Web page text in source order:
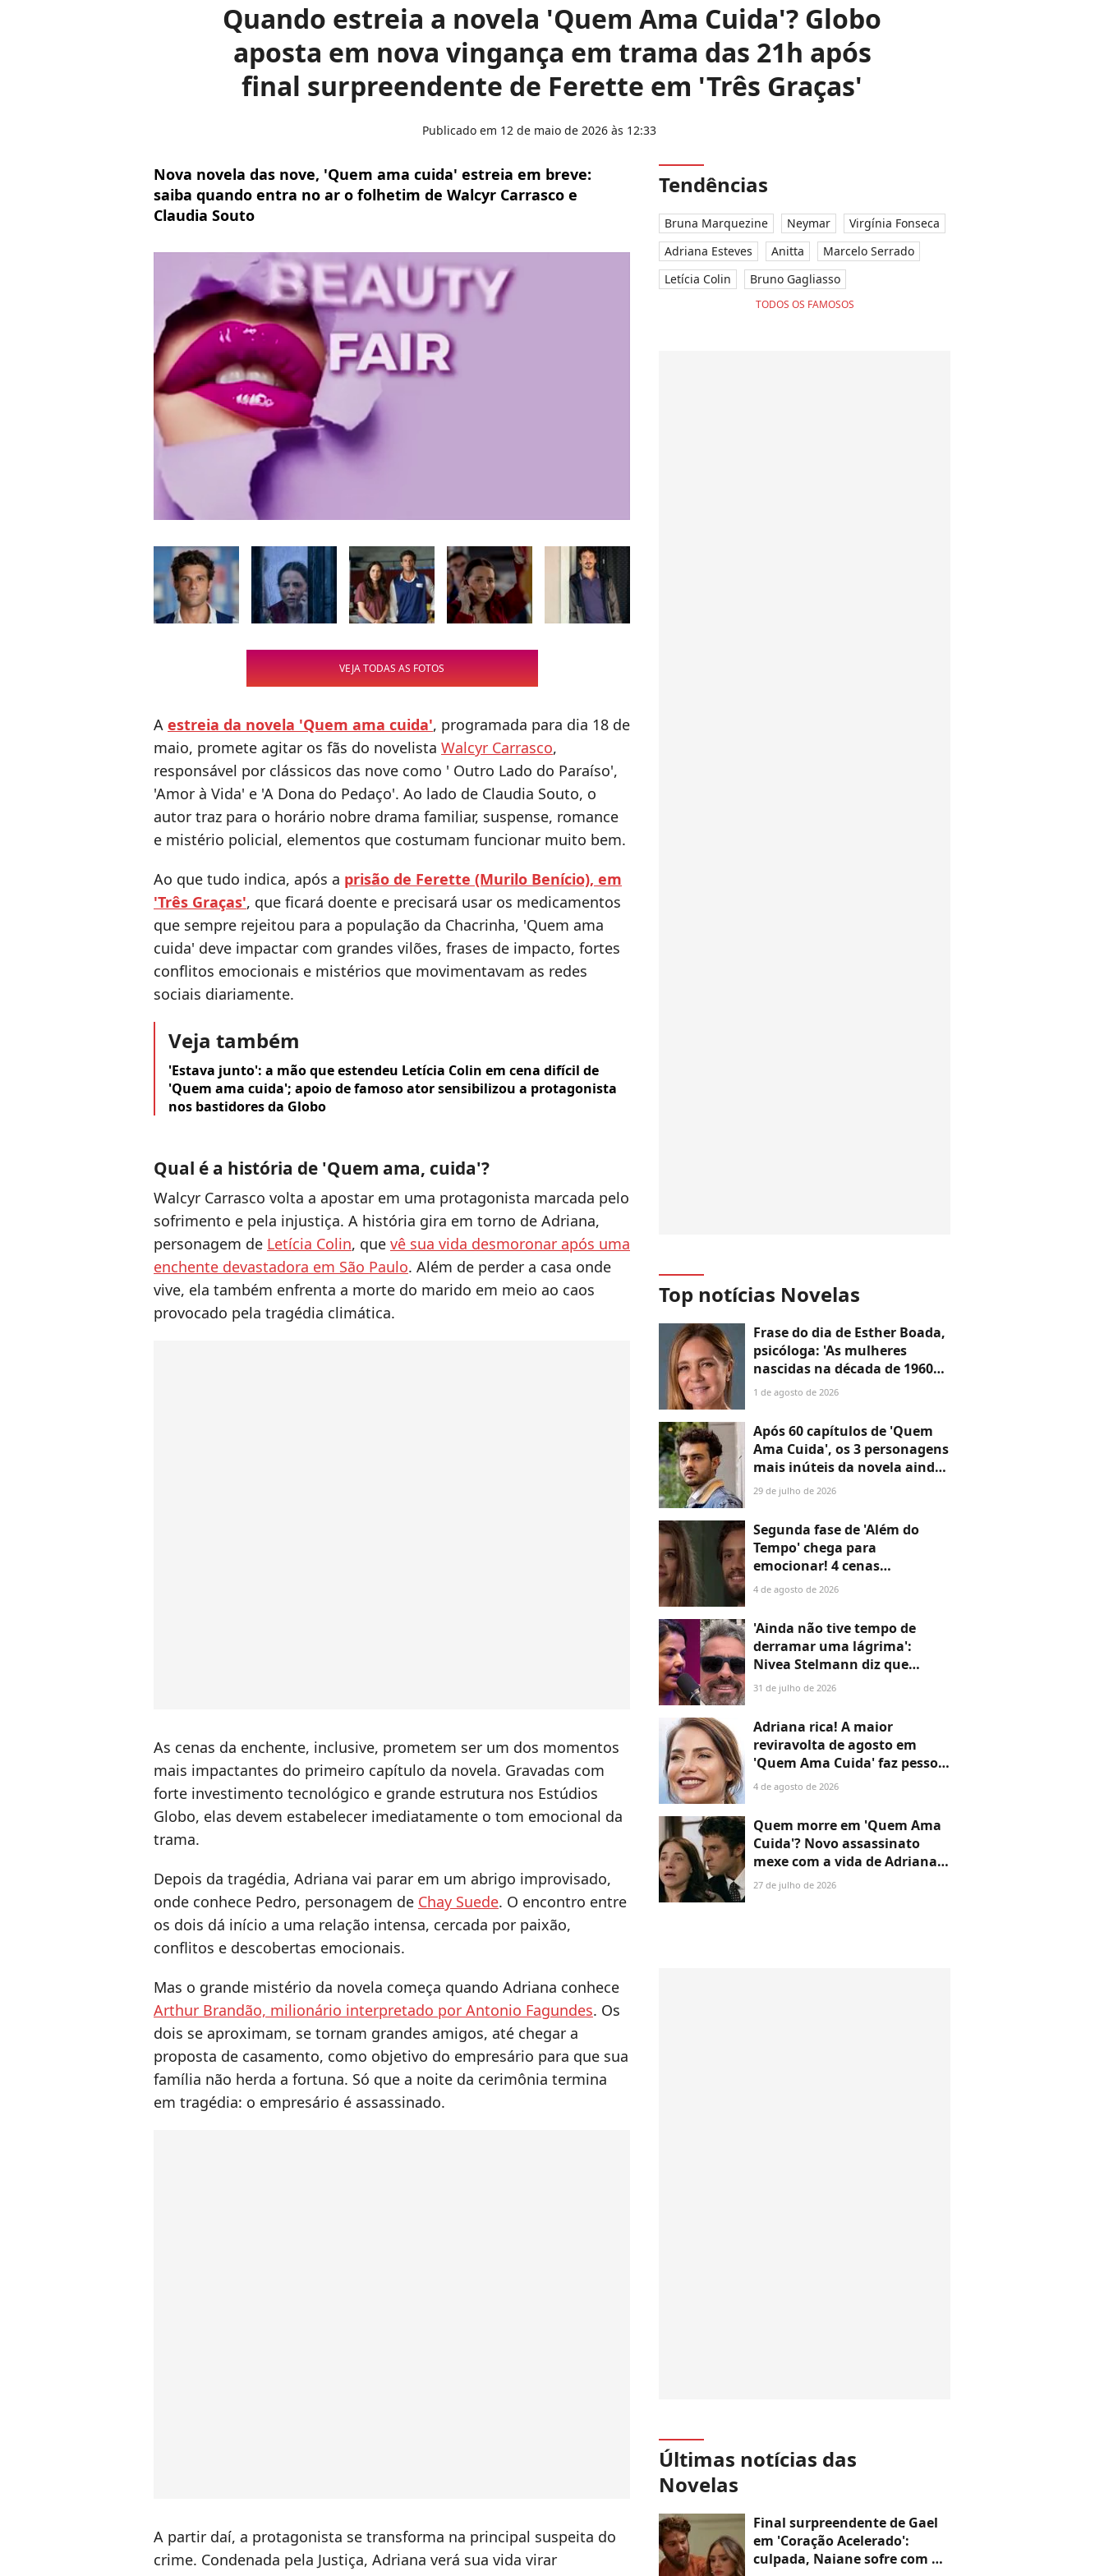
Quando estreia a novela 'Quem Ama Cuida'? Globo
aposta em nova vingança em trama das 21h após
final surpreendente de Ferette em 'Três Graças'
Publicado em 12 de maio de 2026 às 12:33
Nova novela das nove, 'Quem ama cuida' estreia em breve:
saiba quando entra no ar o folhetim de Walcyr Carrasco e
Claudia Souto
VEJA TODAS AS FOTOS
A estreia da novela 'Quem ama cuida', programada para dia 18 de
maio, promete agitar os fãs do novelista Walcyr Carrasco,
responsável por clássicos das nove como ' Outro Lado do Paraíso',
'Amor à Vida' e 'A Dona do Pedaço'. Ao lado de Claudia Souto, o
autor traz para o horário nobre drama familiar, suspense, romance
e mistério policial, elementos que costumam funcionar muito bem.
Ao que tudo indica, após a prisão de Ferette (Murilo Benício), em
'Três Graças', que ficará doente e precisará usar os medicamentos
que sempre rejeitou para a população da Chacrinha, 'Quem ama
cuida' deve impactar com grandes vilões, frases de impacto, fortes
conflitos emocionais e mistérios que movimentavam as redes
sociais diariamente.
Veja também
'Estava junto': a mão que estendeu Letícia Colin em cena difícil de
'Quem ama cuida'; apoio de famoso ator sensibilizou a protagonista
nos bastidores da Globo
Qual é a história de 'Quem ama, cuida'?
Walcyr Carrasco volta a apostar em uma protagonista marcada pelo
sofrimento e pela injustiça. A história gira em torno de Adriana,
personagem de Letícia Colin, que vê sua vida desmoronar após uma
enchente devastadora em São Paulo. Além de perder a casa onde
vive, ela também enfrenta a morte do marido em meio ao caos
provocado pela tragédia climática.
As cenas da enchente, inclusive, prometem ser um dos momentos
mais impactantes do primeiro capítulo da novela. Gravadas com
forte investimento tecnológico e grande estrutura nos Estúdios
Globo, elas devem estabelecer imediatamente o tom emocional da
trama.
Depois da tragédia, Adriana vai parar em um abrigo improvisado,
onde conhece Pedro, personagem de Chay Suede. O encontro entre
os dois dá início a uma relação intensa, cercada por paixão,
conflitos e descobertas emocionais.
Mas o grande mistério da novela começa quando Adriana conhece
Arthur Brandão, milionário interpretado por Antonio Fagundes. Os
dois se aproximam, se tornam grandes amigos, até chegar a
proposta de casamento, como objetivo do empresário para que sua
família não herda a fortuna. Só que a noite da cerimônia termina
em tragédia: o empresário é assassinado.
A partir daí, a protagonista se transforma na principal suspeita do
crime. Condenada pela Justiça, Adriana verá sua vida virar
Tendências
Bruna Marquezine Neymar
Virgínia Fonseca
Adriana Esteves
Anitta
Marcelo Serrado
Letícia Colin
Bruno Gagliasso
TODOS OS FAMOSOS
Top notícias Novelas
Frase do dia de Esther Boada,
psicóloga: 'As mulheres
nascidas na década de 1960
cresceram com a ideia de que
tudo, porque era isso que a
sociedade exigia'
1 de agosto de 2026
Após 60 capítulos de 'Quem
Ama Cuida', os 3 personagens
mais inúteis da novela ainda
não disseram a que vieram —
desperdício
29 de julho de 2026
Segunda fase de 'Além do
Tempo' chega para
emocionar! 4 cenas
marcantes do primeiro
não perde o fôlego
4 de agosto de 2026
'Ainda não tive tempo de
derramar uma lágrima':
Nivea Stelmann diz que
marido 'resolveu ir embora'
31 de julho de 2026
Adriana rica! A maior
reviravolta de agosto em
'Quem Ama Cuida' faz pessoa
mais inesperada colocar
Arthur
4 de agosto de 2026
Quem morre em 'Quem Ama
Cuida'? Novo assassinato
mexe com a vida de Adriana e
deixa Pedro de queixo caído
27 de julho de 2026
Últimas notícias das
Novelas
Final surpreendente de Gael
em 'Coração Acelerado':
culpada, Naiane sofre com o